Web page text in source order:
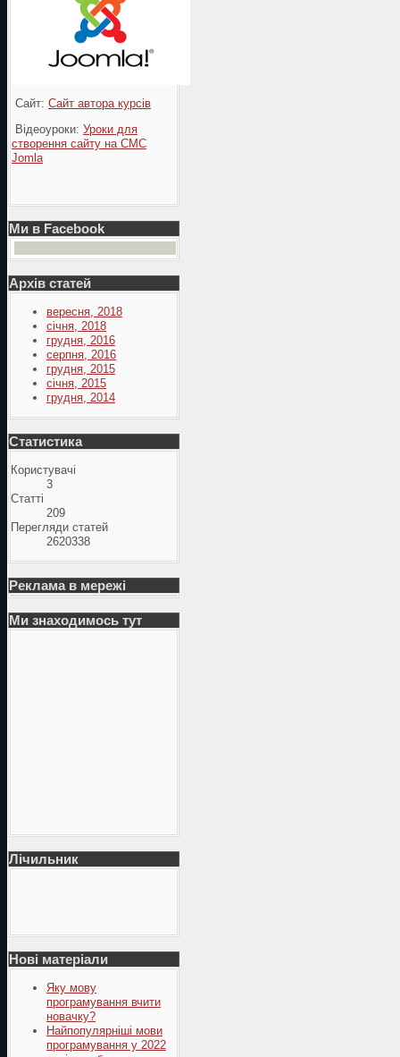
Сайт: Сайт автора курсів
Відеоуроки: Уроки для
створення сайту на СМС
Jomla
Ми в Facebook
Архів статей
вересня, 2018
січня, 2018
грудня, 2016
серпня, 2016
грудня, 2015
січня, 2015
грудня, 2014
Статистика
Користувачі
3
Статті
209
Перегляди статей
2620338
Реклама в мережі
Ми знаходимось тут
Лічильник
Нові матеріали
Яку мову
програмування вчити
новачку?
Найпопулярніші мови
програмування у 2022